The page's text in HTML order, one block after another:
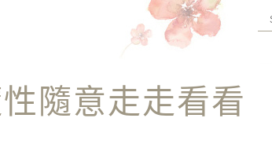
隨意走走看看